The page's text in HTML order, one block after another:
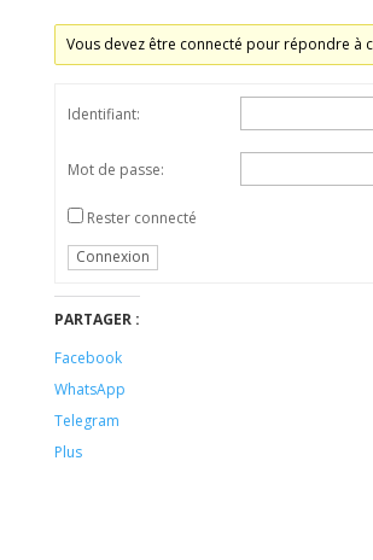
Vous devez être connecté pour répondre à
Identifiant:
Mot de passe:
Rester connecté
Alternative:
Connexion
PARTAGER :
Facebook
WhatsApp
Telegram
Plus